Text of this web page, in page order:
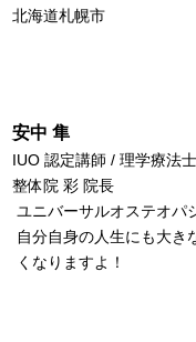
安中 隼
IUO 認定講師 / 理学療法士
整体院 彩 院長
ユニバーサルオステオパ
自分自身の人生にも大き
くなりますよ！
北海道札幌市